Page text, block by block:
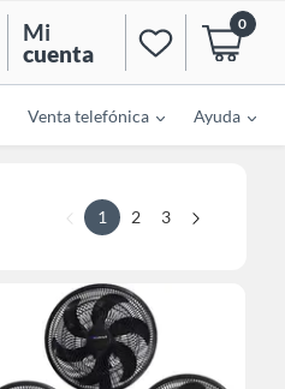
Mi
cuenta
0
Venta telefónica Ayuda
1 2 3